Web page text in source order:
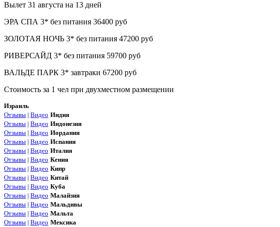
Вылет 31 августа на 13 дней
ЭРА СПА 3* без питания 36400 руб
ЗОЛОТАЯ НОЧЬ 3* без питания 47200 руб
РИВЕРСАЙД 3* без питания 59700 руб
ВАЛЬДЕ ПАРК 3* завтраки 67200 руб
Стоимость за 1 чел при двухместном размещении
Израиль
Отзывы | Видео Индия
Отзывы | Видео Индонезия
Отзывы | Видео Иордания
Отзывы | Видео Испания
Отзывы | Видео Италия
Отзывы | Видео Кения
Отзывы | Видео Кипр
Отзывы | Видео Китай
Отзывы | Видео Куба
Отзывы | Видео Малайзия
Отзывы | Видео Мальдивы
Отзывы | Видео Мальта
Отзывы | Видео Мексика